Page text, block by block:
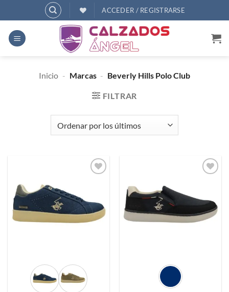
al
contenido
ACCEDER / REGISTRARSE
Inicio - Marcas - Beverly Hills Polo Club
FILTRAR